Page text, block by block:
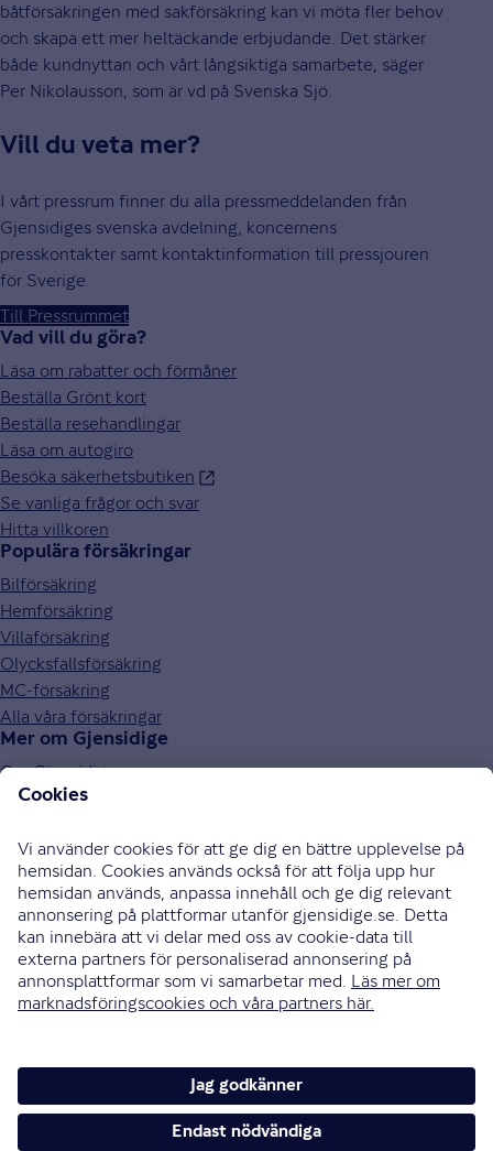
båtförsäkringen med sakförsäkring kan vi möta fler behov
och skapa ett mer heltäckande erbjudande. Det stärker
både kundnyttan och vårt långsiktiga samarbete, säger
Per Nikolausson, som är vd på Svenska Sjö.
Vill du veta mer?
I vårt pressrum finner du alla pressmeddelanden från
Gjensidiges svenska avdelning, koncernens
presskontakter samt kontaktinformation till pressjouren
för Sverige.
Till Pressrummet
Vad vill du göra?
Läsa om rabatter och förmåner
Beställa Grönt kort
Beställa resehandlingar
Läsa om autogiro
Besöka säkerhetsbutiken
Se vanliga frågor och svar
Hitta villkoren
Populära försäkringar
Bilförsäkring
Hemförsäkring
Villaförsäkring
Olycksfallsförsäkring
MC-försäkring
Alla våra försäkringar
Mer om Gjensidige
Om Gjensidige
Jobba hos oss
Press och media
Investor relations
Samarbetspartners
0771-326 326
Bli uppringd
Skriv till oss
Instagram
Cookies och säkerhet
Hantering av personuppgifter